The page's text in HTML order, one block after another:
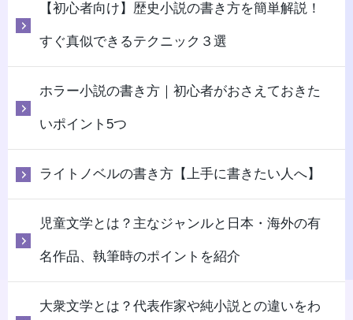
【初心者向け】歴史小説の書き方を簡単解説！
すぐ真似できるテクニック３選
ホラー小説の書き方｜初心者がおさえておきた
いポイント5つ
ライトノベルの書き方【上手に書きたい人へ】
児童文学とは？主なジャンルと日本・海外の有
名作品、執筆時のポイントを紹介
大衆文学とは？代表作家や純小説との違いをわ